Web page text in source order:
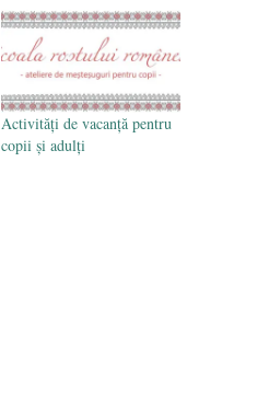
Activități de vacanță pentru
copii și adulți